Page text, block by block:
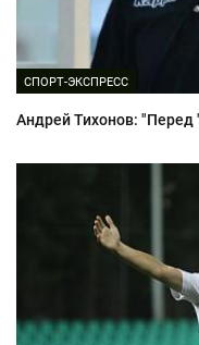
СПОРТ-ЭКСПРЕСС
Андрей Тихонов: "Перед